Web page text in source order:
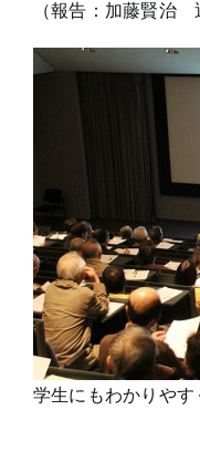
（報告：加藤賢治
学生にもわかりや